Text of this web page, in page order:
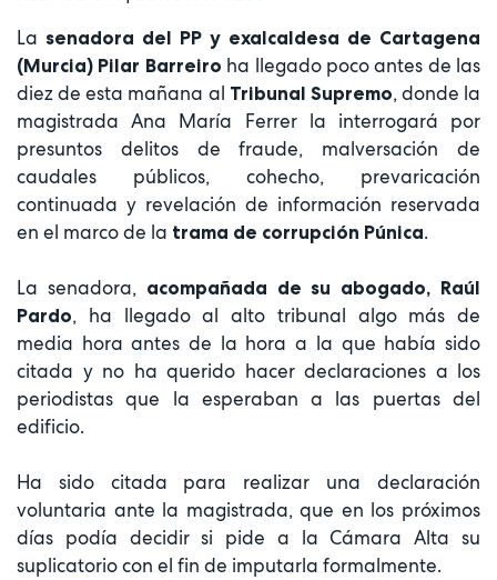
La senadora del PP y exalcaldesa de Cartagena
(Murcia) Pilar Barreiro ha llegado poco antes de las
diez de esta mañana al Tribunal Supremo, donde la
magistrada Ana María Ferrer la interrogará por
presuntos delitos de fraude, malversación de
caudales públicos, cohecho, prevaricación
continuada y revelación de información reservada
en el marco de la trama de corrupción Púnica.
La senadora, acompañada de su abogado, Raúl
Pardo, ha llegado al alto tribunal algo más de
media hora antes de la hora a la que había sido
citada y no ha querido hacer declaraciones a los
periodistas que la esperaban a las puertas del
edificio.
Ha sido citada para realizar una declaración
voluntaria ante la magistrada, que en los próximos
días podía decidir si pide a la Cámara Alta su
suplicatorio con el fin de imputarla formalmente.